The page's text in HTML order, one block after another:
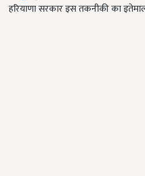
हरियाणा सरकार इस तकनीकी का